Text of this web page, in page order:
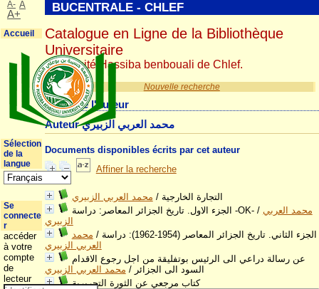
Nouvelle recherche
Détail de l'auteur
Auteur محمد العربي الزبيري
Documents disponibles écrits par cet auteur
Affiner la recherche
التجارة الخارجية / محمد العربي الزبيري
الجزء الاول. تاريخ الجزائر المعاصر: دراسة -OK-/ محمد العربي
الزبيري
الجزء الثاني. تاريخ الجزائر المعاصر (1954-1962): دراسة
/ محمد
العربي الزبيري
عن رسالة دراعي الى الرئيس بوتفليقة من اجل رجوع الاقدام
السود الى الجزائر / محمد العربي الزبيري
كتاب مرجعي عن الثورة التحريرية
BUCENTRALE - CHLEF
Catalogue en Ligne de la Bibliothèque
Universitaire
Université Hassiba benbouali de Chlef.
A- A
A+
Accueil
Sélection
de la
langue
Se
connecte
r
accéder
à votre
compte
de
lecteur